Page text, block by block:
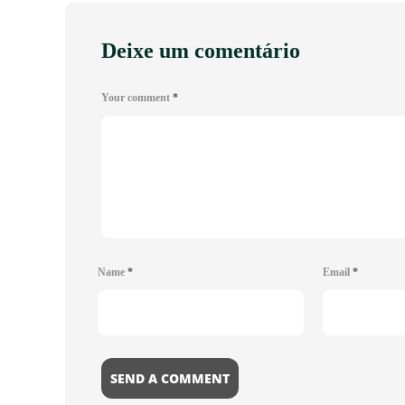
Deixe um comentário
Your comment *
Name * Email *